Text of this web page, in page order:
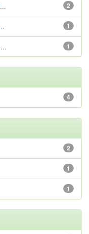
2
1
1
4
2
1
1